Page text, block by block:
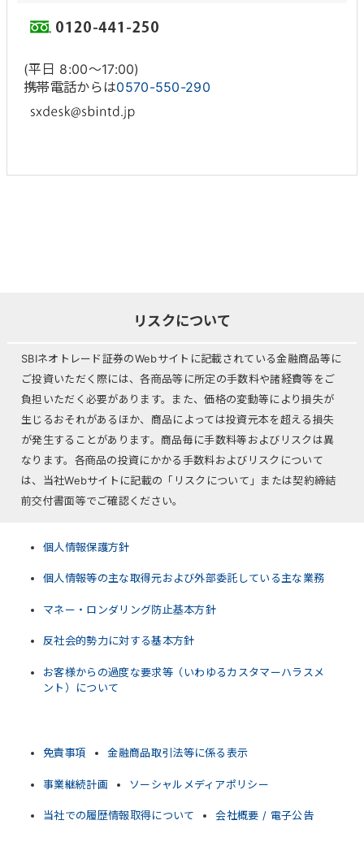
(平日 8:00〜17:00)
携帯電話からは0570-550-290
リスクについて
SBIネオトレード証券のWebサイトに記載されている金融商品等に
ご投資いただく際には、各商品等に所定の手数料や諸経費等をご
負担いただく必要があります。また、価格の変動等により損失が
生じるおそれがあるほか、商品によっては投資元本を超える損失
が発生することがあります。商品毎に手数料等およびリスクは異
なります。各商品の投資にかかる手数料およびリスクについて
は、当社Webサイトに記載の「リスクについて」または契約締結
前交付書面等でご確認ください。
個人情報保護方針
個人情報等の主な取得元および外部委託している主な業務
マネー・ロンダリング防止基本方針
反社会的勢力に対する基本方針
お客様からの過度な要求等（いわゆるカスタマーハラスメ
ント）について
免責事項 金融商品取引法等に係る表示
事業継続計画 ソーシャルメディアポリシー
当社での履歴情報取得について 会社概要 / 電子公告